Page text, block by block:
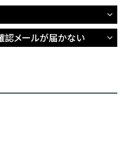
認メールが届かない